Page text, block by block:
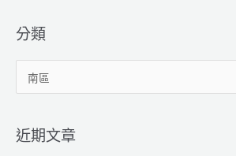
人
聯
賽
體
區
鍵
分類
類
近期文章